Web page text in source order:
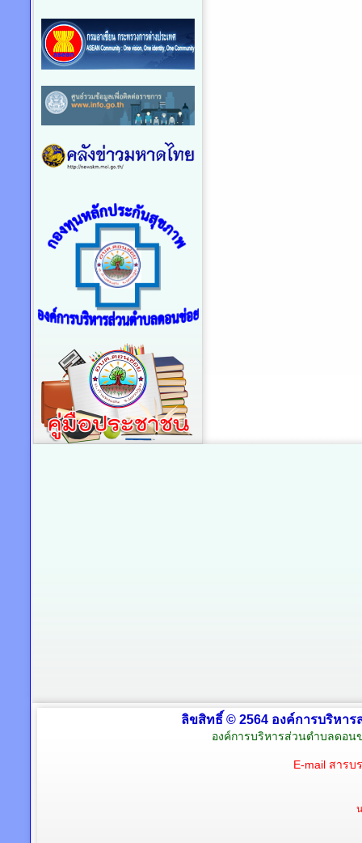
ลิขสิทธิ์ © 2564 องค์การบริหา
องค์การบริหารส่วนตำบลดอน
E-mail สาร